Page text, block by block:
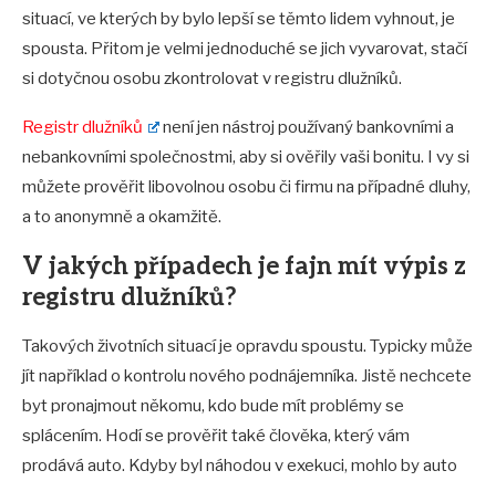
situací, ve kterých by bylo lepší se těmto lidem vyhnout, je
spousta. Přitom je velmi jednoduché se jich vyvarovat, stačí
si dotyčnou osobu zkontrolovat v registru dlužníků.
Registr dlužníků
není jen nástroj používaný bankovními a
nebankovními společnostmi, aby si ověřily vaši bonitu. I vy si
můžete prověřit libovolnou osobu či firmu na případné dluhy,
a to anonymně a okamžitě.
V jakých případech je fajn mít výpis z
registru dlužníků?
Takových životních situací je opravdu spoustu. Typicky může
jít například o kontrolu nového podnájemníka. Jistě nechcete
byt pronajmout někomu, kdo bude mít problémy se
splácením. Hodí se prověřit také člověka, který vám
prodává auto. Kdyby byl náhodou v exekuci, mohlo by auto